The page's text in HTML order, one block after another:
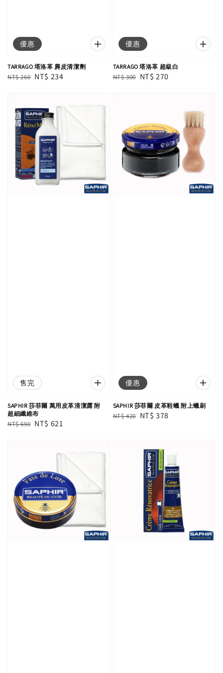
優惠
TARRAGO 塔洛革 麂皮清潔劑
Regular
NT$ 260 Sale
NT$ 234
優惠
TARRAGO 塔洛革 超級白
Regular
NT$ 300 Sale
NT$ 270
優惠
售完
SAPHIR 莎菲爾 萬用皮革清潔露 附
超細纖維布
Regular
NT$ 690 Sale
NT$ 621
優惠
SAPHIR 莎菲爾 皮革鞋蠟 附上蠟刷
Regular
NT$ 420 Sale
NT$ 378